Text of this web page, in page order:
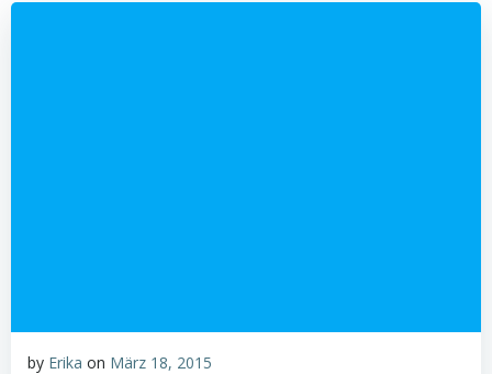
by Erika on März 18, 2015